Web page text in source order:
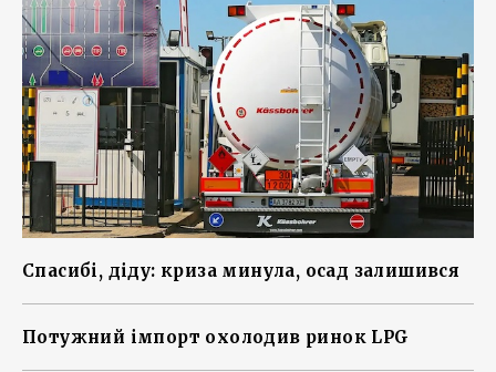
Спасибі, діду: криза минула, осад залишився
Потужний імпорт охолодив ринок LPG